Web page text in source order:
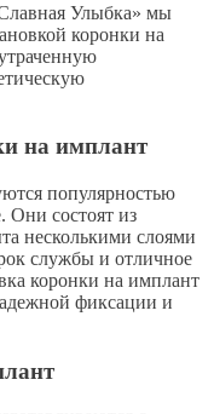
Улыбка» мы
коронки на
на имплант
популярностью
Они состоят из
несколькими слоями
службы и отличное
коронки на имплант
фиксации и